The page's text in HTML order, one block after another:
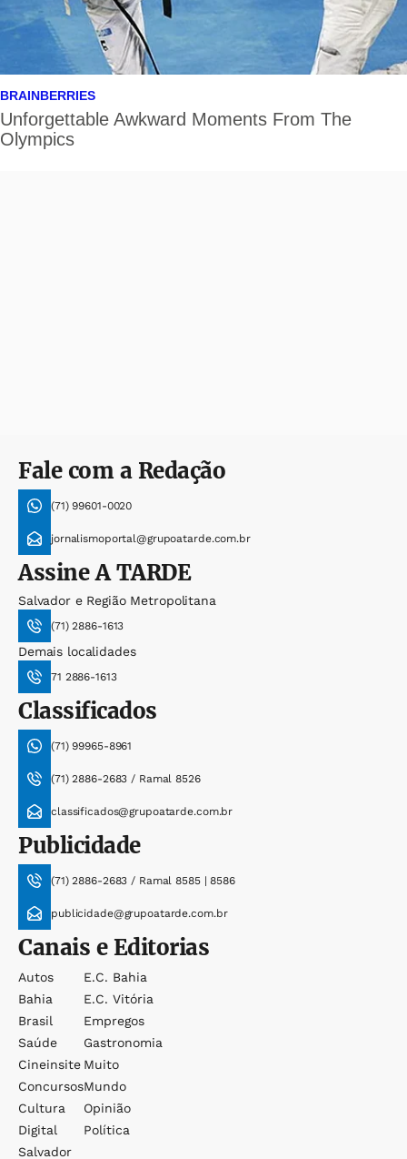
Fale com a Redação
(71) 99601-0020
jornalismoportal@grupoatarde.com.br
AssineA TARDE
Salvador e Região Metropolitana
(71) 2886-1613
Demais localidades
71 2886-1613
Classificados
(71) 99965-8961
(71) 2886-2683 / Ramal 8526
classificados@grupoatarde.com.br
Publicidade
(71) 2886-2683 / Ramal 8585 | 8586
publicidade@grupoatarde.com.br
Canais e Editorias
Autos
Bahia
Brasil
Saúde
Cineinsite
Concursos
Cultura
Digital
Salvador
E.c. Bahia
E.c. Vitória
Empregos
Gastronomia
Muito
Mundo
Opinião
Política